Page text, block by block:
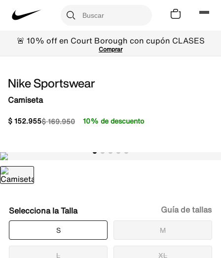
🚨 10% off en Court Borough con cupón CLASES
Comprar
Nike Sportswear
Camiseta
$169.950
$152.955 10% de descuento
Talla
S M
L XL
Guía de tallas